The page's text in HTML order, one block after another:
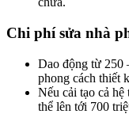
Chi phí sửa nhà
Dao động từ 250
phong cách thiết
Nếu cải tạo cả
thể lên tới 700